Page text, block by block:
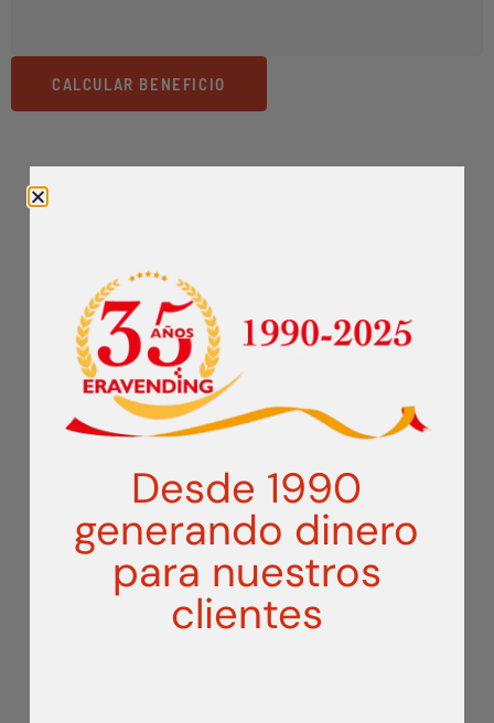
CALCULAR BENEFICIO
SNACKS Y BEBIDAS
SERIE L
GALERÍA DE
EXPENDEDORA DE
SNACKS Y BEBIDAS
SERIE L
Desde 1990
generando dinero
para nuestros
clientes